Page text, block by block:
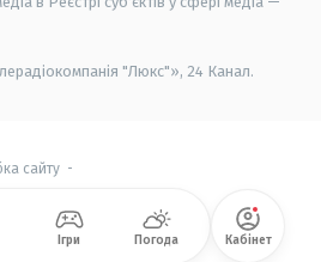
"Люкс"», 24 Канал.
сайту-
Ігри Погода Кабінет